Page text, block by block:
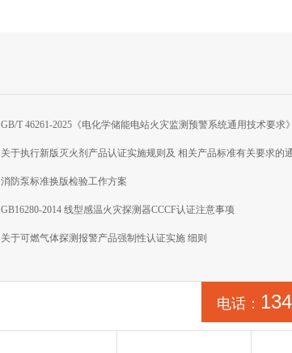
GB/T 46261-2025《电化学储能电站火灾监测预警系统通用技术要求
准分析
关于执行新版灭火剂产品认证实施规则及 相关产品标准有关要求的
消防泵标准换版检验工作方案
GB16280-2014 线型感温火灾探测器CCCF认证注意事项
关于可燃气体探测报警产品强制性认证实施 细则
电话：